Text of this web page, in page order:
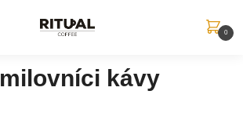
0
milovníci kávy